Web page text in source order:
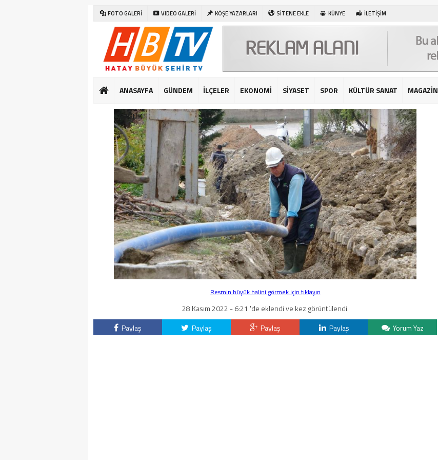
FOTO GALERİ VIDEO GALERİ KÖŞE YAZARLARI SİTENE EKLE KÜNYE İLETİŞİM
ANASAYFA GÜNDEM İLÇELER EKONOMİ SİYASET SPOR KÜLTÜR SANAT MAGAZİN
SAĞLIK
Resmin büyük halini görmek için tıklayın
28 Kasım 2022 - 6:21 'de eklendi ve kez görüntülendi.
Paylaş
Paylaş Paylaş Paylaş Yorum Yaz